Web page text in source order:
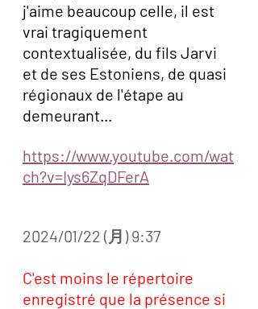
j'aime beaucoup celle, il est
vrai tragiquement
contextualisée, du fils Jarvi
et de ses Estoniens, de quasi
régionaux de l'étape au
demeurant...
https://www.youtube.com/wat
ch?v=Iys6ZqDFerA
2024/01/22 (月) 9:37
C'est moins le répertoire
enregistré que la présence si